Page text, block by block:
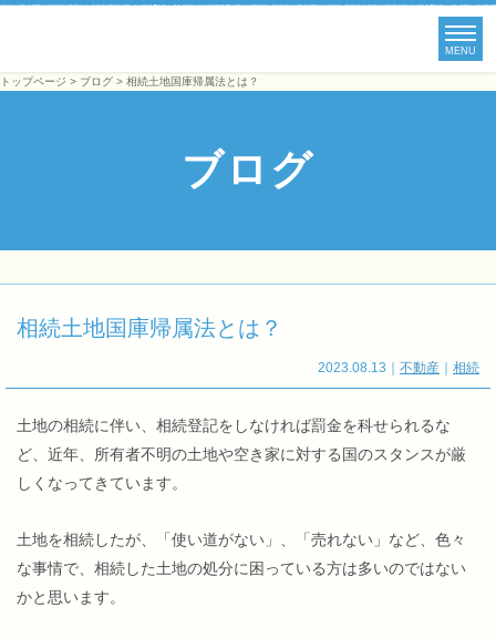
MENU
トップページ > ブログ > 相続土地国庫帰属法とは？
ブログ
相続土地国庫帰属法とは？
2023.08.13 不動産 相続
土地の相続に伴い、相続登記をしなければ罰金を科せられるな
ど、近年、所有者不明の土地や空き家に対する国のスタンスが厳
しくなってきています。
土地を相続したが、「使い道がない」、「売れない」など、色々
な事情で、相続した土地の処分に困っている方は多いのではない
かと思います。